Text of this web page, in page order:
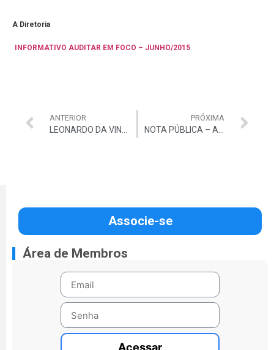
A Diretoria
INFORMATIVO AUDITAR EM FOCO – JUNHO/2015
ANTERIOR PRÓXIMA
Associe-se
Área de Membros